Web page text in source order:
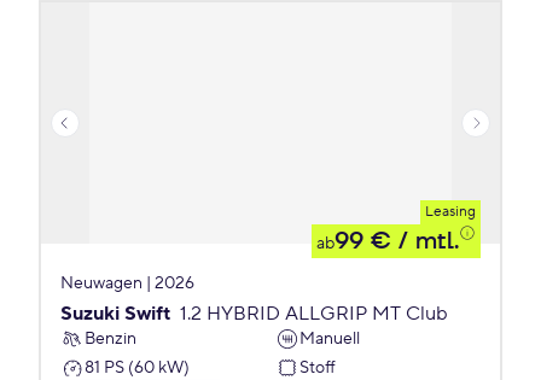
Leasing
ab99 € / mtl.
Neuwagen | 2026
Suzuki Swift 1.2 HYBRID ALLGRIP MT Club
Benzin
Manuell
81 PS (60 kW)
Stoff